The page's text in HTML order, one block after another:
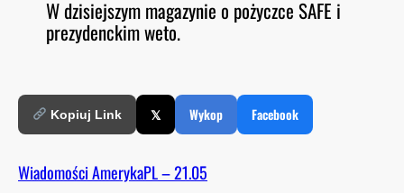
O
D
E
RSS FEED
LINK
W dzisiejszym magazynie o pożyczce SAFE i
prezydenckim weto.
Kopiuj Link 𝕏 Wykop Facebook
Wiadomości AmerykaPL – 21.05